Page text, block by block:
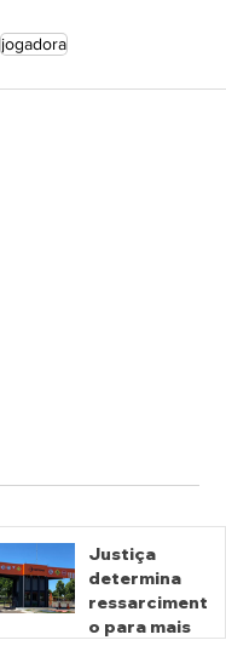
jogadora
Justiça
determina
ressarciment
o para mais